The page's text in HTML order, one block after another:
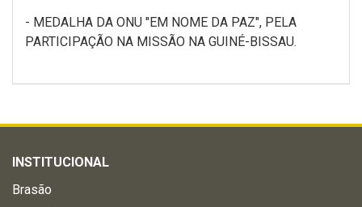
- MEDALHA DA ONU "EM NOME DA PAZ", PELA
PARTICIPAÇÃO NA MISSÃO NA GUINÉ-BISSAU.
INSTITUCIONAL
Brasão